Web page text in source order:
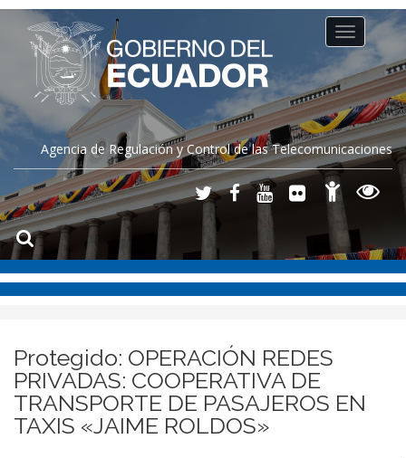
Agencia de Regulación y Control de las Telecomunicaciones
Toggle
navigation
Protegido: OPERACIÓN REDES
PRIVADAS: COOPERATIVA DE
TRANSPORTE DE PASAJEROS EN
TAXIS «JAIME ROLDOS»